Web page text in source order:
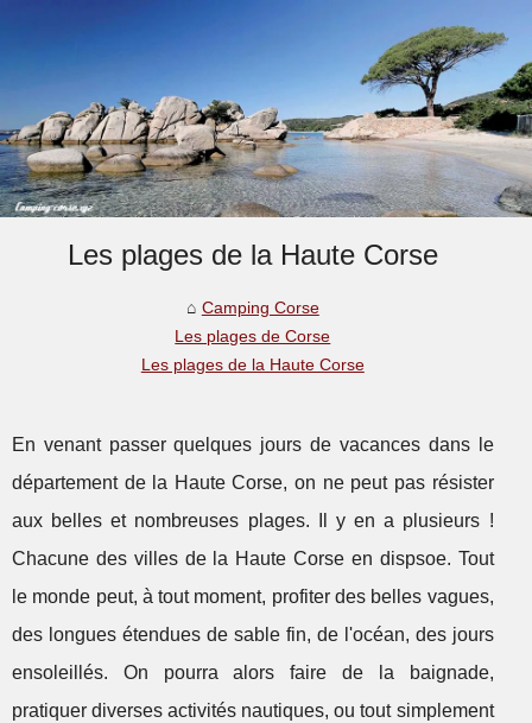
Les plages de la Haute Corse
Camping Corse
Les plages de Corse
Les plages de la Haute Corse
En venant passer quelques jours de vacances dans le
département de la Haute Corse, on ne peut pas résister
aux belles et nombreuses plages. Il y en a plusieurs !
Chacune des villes de la Haute Corse en dispsoe. Tout
le monde peut, à tout moment, profiter des belles vagues,
des longues étendues de sable fin, de l'océan, des jours
ensoleillés. On pourra alors faire de la baignade,
pratiquer diverses activités nautiques, ou tout simplement